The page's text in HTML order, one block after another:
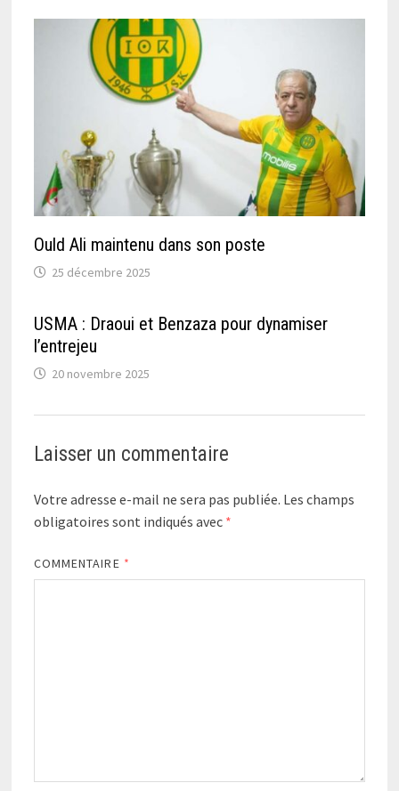
Ould Ali maintenu dans son poste
25 décembre 2025
USMA : Draoui et Benzaza pour dynamiser
l’entrejeu
20 novembre 2025
Laisser un commentaire
Votre adresse e-mail ne sera pas publiée. Les champs
obligatoires sont indiqués avec *
COMMENTAIRE *